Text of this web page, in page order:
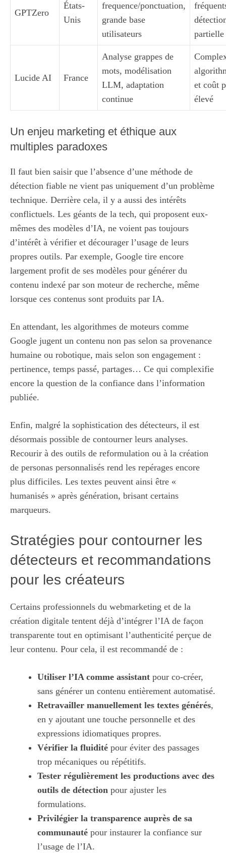
GPTZero
États-
Unis
frequence/ponctuation,
grande base
utilisateurs
partielle
Lucide AI France
Analyse grappes de
mots, modélisation
LLM, adaptation
continue
et coût
élevé
Un enjeu marketing et éthique aux
multiples paradoxes
Il faut bien saisir que l’absence d’une méthode de
détection fiable ne vient pas uniquement d’un problème
technique. Derrière cela, il y a aussi des intérêts
conflictuels. Les géants de la tech, qui proposent eux-
mêmes des modèles d’IA, ne voient pas toujours
d’intérêt à vérifier et décourager l’usage de leurs
propres outils. Par exemple, Google tire encore
largement profit de ses modèles pour générer du
contenu indexé par son moteur de recherche, même
lorsque ces contenus sont produits par IA.
En attendant, les algorithmes de moteurs comme
Google jugent un contenu non pas selon sa provenance
humaine ou robotique, mais selon son engagement :
pertinence, temps passé, partages… Ce qui complexifie
encore la question de la confiance dans l’information
publiée.
Enfin, malgré la sophistication des détecteurs, il est
désormais possible de contourner leurs analyses.
Recourir à des outils de reformulation ou à la création
de personas personnalisés rend les repérages encore
plus difficiles. Les textes peuvent ainsi être «
humanisés » après génération, brisant certains
marqueurs.
Stratégies pour contourner les
détecteurs et recommandations
pour les créateurs
Certains professionnels du webmarketing et de la
création digitale tentent déjà d’intégrer l’IA de façon
transparente tout en optimisant l’authenticité perçue de
leur contenu. Pour cela, il est recommandé de :
Utiliser l’IA comme assistant pour co-créer,
sans générer un contenu entièrement automatisé.
Retravailler manuellement les textes générés,
en y ajoutant une touche personnelle et des
expressions idiomatiques propres.
Vérifier la fluidité pour éviter des passages
trop mécaniques ou répétitifs.
Tester régulièrement les productions avec des
outils de détection pour ajuster les
formulations.
Privilégier la transparence auprès de sa
communauté pour instaurer la confiance sur
l’usage de l’IA.